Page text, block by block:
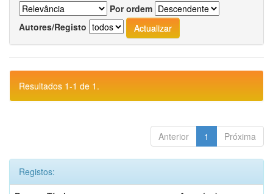
Por ordem
Autores/Registo
Resultados 1-1 de 1.
Anterior 1 Próxima
Registos: